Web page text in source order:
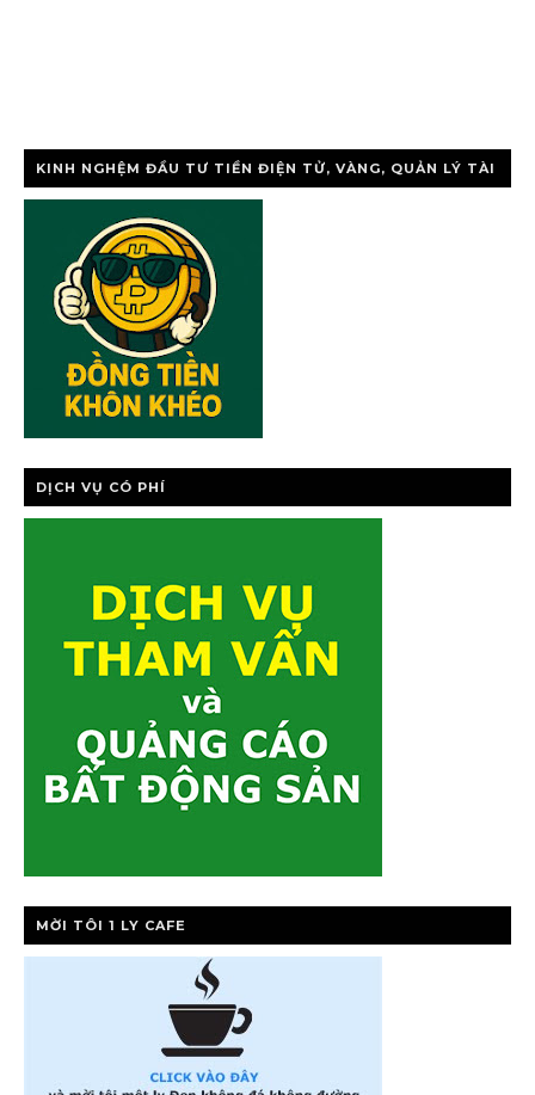
KINH NGHỆM ĐẦU TƯ TIỀN ĐIỆN TỬ, VÀNG, QUẢN LÝ TÀI
DỊCH VỤ CÓ PHÍ
MỜI TÔI 1 LY CAFE